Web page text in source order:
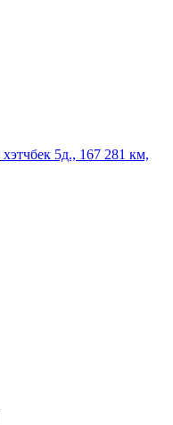
5д., 167 281 км,